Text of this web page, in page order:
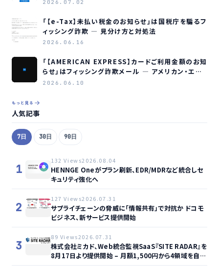
2026.07.02
「【e-Tax】未払い税金のお知らせ」は国税庁を騙るフ
ィッシング詐欺 ― 見分け方と対処法
2026.06.16
「【AMERICAN EXPRESS】カードご利用金額のお知
らせ」はフィッシング詐欺メール ― アメリカン・エキ
スプレスを装う偽メールの見分け方
2026.06.10
もっと見る
人気記事
7日 30日 90日
1
132 Views2026.08.04
HENNGE Oneがプラン刷新、EDR/MDRなど統合しセ
キュリティ強化へ
2
127 Views2026.07.31
サプライチェーンの脅威に「情報共有」で対抗か ドコモ
ビジネス、新サービス提供開始
3
89 Views2026.07.31
株式会社ミカド、Web統合監視SaaS『SITE RADAR』を
8月17日より提供開始 – 月額1,500円から4領域を自動
監視、動的サイト…